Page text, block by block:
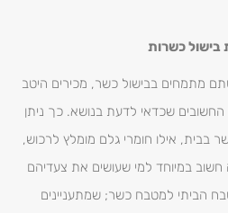
מתמחים בבישול כשר, מכירים היטב
שכדאי לדעת בנושא. כך ניתן
בבית, אילו חומרי גלם מומלץ לרכוש,
חשוב במיוחד למי שעושים את צעדיהם
הביתי למטבח כשר; שמתעניינים